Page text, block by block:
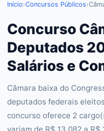
Início›Concursos Públicos›
Concurso
Deputados
Salários e
Câmara baixa do
deputados federais
concurso oferece 2